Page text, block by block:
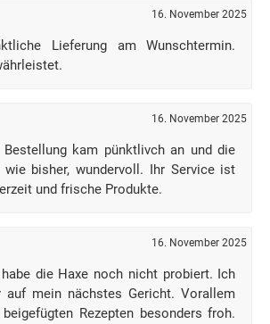
16. November 2025
Lieferung am Wunschtermin.
16. November 2025
Bestellung kam pünktlivch an und die
wie bisher, wundervoll. Ihr Service ist
und frische Produkte.
16. November 2025
die Haxe noch nicht probiert. Ich
auf mein nächstes Gericht. Vorallem
Rezepten besonders froh.